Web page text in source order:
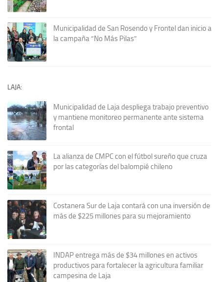
Municipalidad de San Rosendo y Frontel dan inicio a
la campaña “No Más Pilas”
LAJA:
Municipalidad de Laja despliega trabajo preventivo
y mantiene monitoreo permanente ante sistema
frontal
La alianza de CMPC con el fútbol sureño que cruza
por las categorías del balompié chileno
Costanera Sur de Laja contará con una inversión de
más de $225 millones para su mejoramiento
INDAP entrega más de $34 millones en activos
productivos para fortalecer la agricultura familiar
campesina de Laja